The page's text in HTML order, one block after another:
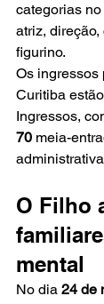
categorias no
atriz,
figurino.
Os ingressos
Curitiba
Ingressos,
70 meia-
O Filho
mental
No dia 24 de